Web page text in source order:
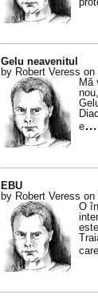
Gelu neavenitul
by Robert Veress
Mă
e…
EBU
by Robert Veress
O